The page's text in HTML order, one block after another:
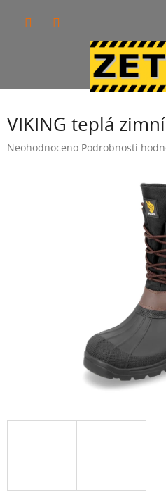
VIKING teplá
Průměrné
Neohodnoceno Podrobnosti